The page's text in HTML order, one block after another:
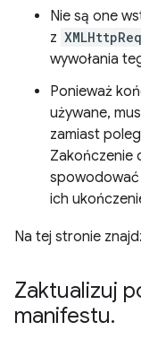
Nie są one
z
wywołania
Ponieważ
używane,
zamiast
Zakończenie
spowodować
ich
Na tej stronie
Zaktualizuj
manifestu.